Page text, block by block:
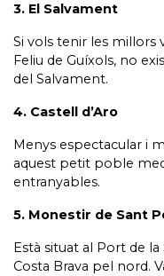
3. El Salvament
Si vols tenir les millors
Feliu de Guíxols, no
del Salvament.
4. Castell d’Aro
Menys espectacular i
aquest petit poble
entranyables.
5. Monestir de Sant
Està situat al Port de
Costa Brava pel nord.